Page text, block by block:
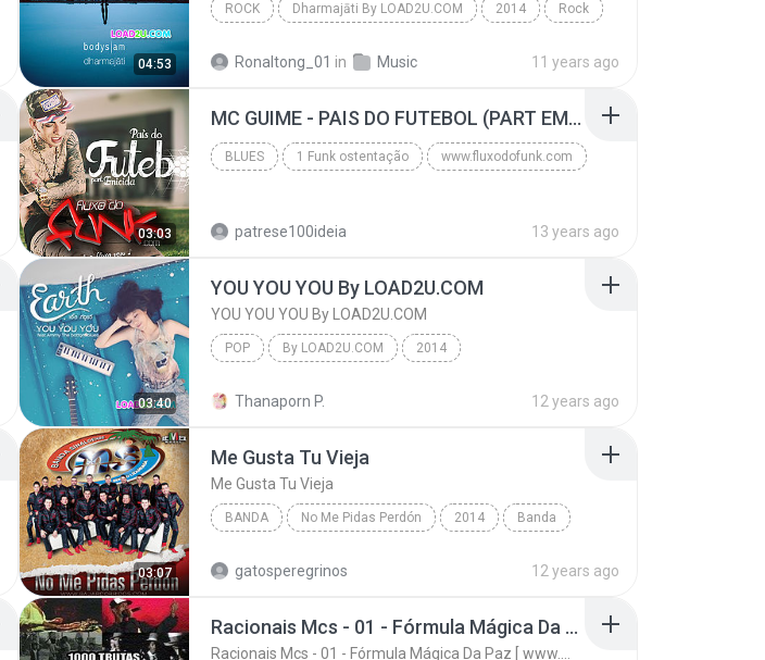
04:53
ROCK Dharmajāti By LOAD2U.COM 2014 Rock
Ronaltong_01 in Music 11 years ago
03:03
MC GUIME - PAIS DO FUTEBOL (PART EMICIDA) 2014.mp3
BLUES 1 Funk ostentação www.fluxodofunk.com
patrese100ideia 13 years ago
03:40
YOU YOU YOU By LOAD2U.COM
YOU YOU YOU By LOAD2U.COM
POP By LOAD2U.COM 2014
Thanaporn P. 12 years ago
03:07
Me Gusta Tu Vieja
Me Gusta Tu Vieja
BANDA No Me Pidas Perdón 2014 Banda
gatosperegrinos 12 years ago
Racionais Mcs - 01 - Fórmula Mágica Da Paz [ www.MP3KING.com.br ].mp3